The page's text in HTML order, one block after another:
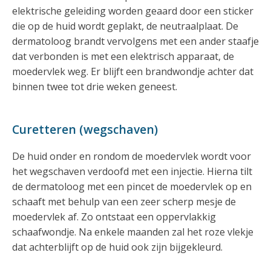
elektrische geleiding worden geaard door een sticker
die op de huid wordt geplakt, de neutraalplaat. De
dermatoloog brandt vervolgens met een ander staafje
dat verbonden is met een elektrisch apparaat, de
moedervlek weg. Er blijft een brandwondje achter dat
binnen twee tot drie weken geneest.
Curetteren (wegschaven)
De huid onder en rondom de moedervlek wordt voor
het wegschaven verdoofd met een injectie. Hierna tilt
de dermatoloog met een pincet de moedervlek op en
schaaft met behulp van een zeer scherp mesje de
moedervlek af. Zo ontstaat een oppervlakkig
schaafwondje. Na enkele maanden zal het roze vlekje
dat achterblijft op de huid ook zijn bijgekleurd.